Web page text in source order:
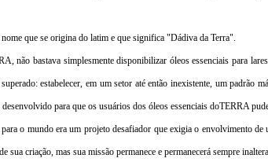
que se origina do latim e que significa "Dádiva da Terra".
não bastava simplesmente disponibilizar óleos essenciais para
estabelecer, em um setor até então inexistente, um
para que os usuários dos óleos essenciais doTERRA
o mundo era um projeto desafiador que exigia o envolvimento
sua criação, mas sua missão permanece e permanecerá sempre